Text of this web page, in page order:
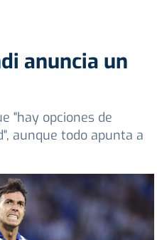
anuncia un
"hay opciones de
aunque todo apunta a